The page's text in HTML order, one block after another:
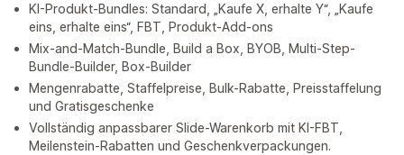
KI-Produkt-Bundles: Standard, „Kaufe X, erhalte Y“, „Kaufe
eins, erhalte eins“, FBT, Produkt-Add-ons
Mix-and-Match-Bundle, Build a Box, BYOB, Multi-Step-
Bundle-Builder, Box-Builder
Mengenrabatte, Staffelpreise, Bulk-Rabatte, Preisstaffelung
und Gratisgeschenke
Vollständig anpassbarer Slide-Warenkorb mit KI-FBT,
Meilenstein-Rabatten und Geschenkverpackungen.